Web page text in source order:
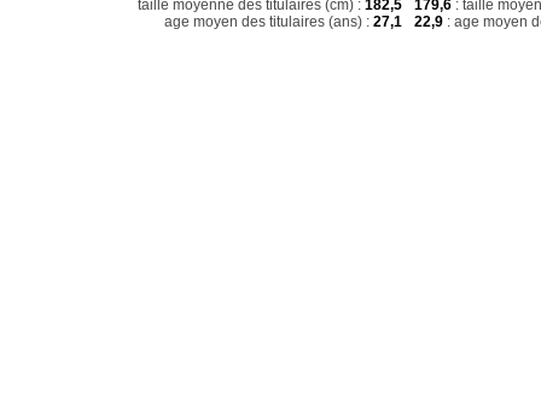
taille moyenne des titulaires (cm) : 182,5
age moyen des titulaires (ans) : 27,1
179,6 : taille
22,9 : age moyen